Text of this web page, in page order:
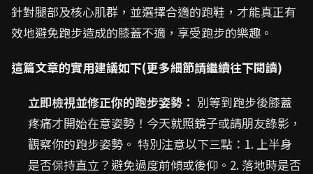
針對腿部及核心肌群，並選擇合適的跑鞋，才能真正有
效地避免跑步造成的膝蓋不適，享受跑步的樂趣。
這篇文章的實用建議如下(更多細節請繼續往下閱讀)
立即檢視並修正你的跑步姿勢： 別等到跑步後膝蓋
疼痛才開始在意姿勢！今天就照鏡子或請朋友錄影，
觀察你的跑步姿勢。 特別注意以下三點：1. 上半身
是否保持直立？避免過度前傾或後仰。2. 落地時是否